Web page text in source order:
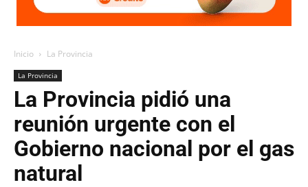
Inicio La Provincia
La Provincia
La Provincia pidió una
reunión urgente con el
Gobierno nacional por el gas
natural